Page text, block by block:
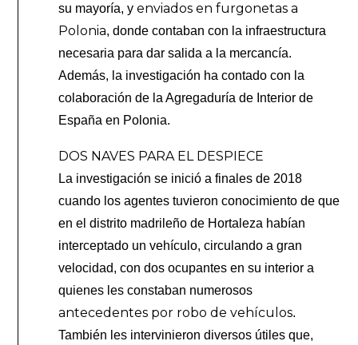
su mayoría, yenviados en furgonetas a
Polonia, donde contaban con la infraestructura
necesaria para dar salida a la mercancía.
Además, la investigación ha contado con la
colaboración de la Agregaduría de Interior de
España en Polonia.
DOS NAVES PARA EL DESPIECE
La investigación se inició a finales de 2018
cuando los agentes tuvieron conocimiento de que
en el distrito madrileño de Hortaleza habían
interceptado un vehículo, circulando a gran
velocidad, con dos ocupantes en su interior a
quienes les constaban numerosos
antecedentes por robo de vehículos.
También les intervinieron diversos útiles que,